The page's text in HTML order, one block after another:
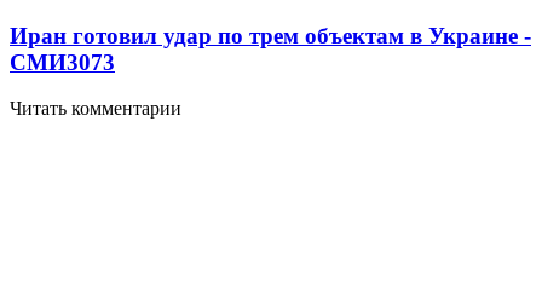
Иран готовил удар по трем объектам в Украине -
СМИ3073
Читать комментарии